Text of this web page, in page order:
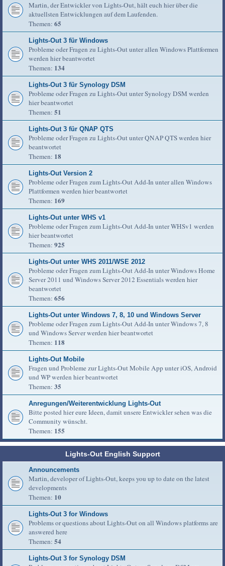
Martin, der Entwickler von Lights-Out, hält euch hier über die
aktuellsten Entwicklungen auf dem Laufenden.
Themen: 65
Lights-Out 3 für Windows
Probleme oder Fragen zu Lights-Out unter allen Windows Plattformen
werden hier beantwortet
Themen: 134
Lights-Out 3 für Synology DSM
Probleme oder Fragen zu Lights-Out unter Synology DSM werden
hier beantwortet
Themen: 51
Lights-Out 3 für QNAP QTS
Probleme oder Fragen zu Lights-Out unter QNAP QTS werden hier
beantwortet
Themen: 18
Lights-Out Version 2
Probleme oder Fragen zum Lights-Out Add-In unter allen Windows
Plattformen werden hier beantwortet
Themen: 169
Lights-Out unter WHS v1
Probleme oder Fragen zum Lights-Out Add-In unter WHSv1 werden
hier beantwortet
Themen: 925
Lights-Out unter WHS 2011/WSE 2012
Probleme oder Fragen zum Lights-Out Add-In unter Windows Home
Server 2011 und Windows Server 2012 Essentials werden hier
beantwortet
Themen: 656
Lights-Out unter Windows 7, 8, 10 und Windows Server
Probleme oder Fragen zum Lights-Out Add-In unter Windows 7, 8
und Windows Server werden hier beantwortet
Themen: 118
Lights-Out Mobile
Fragen und Probleme zur Lights-Out Mobile App unter iOS, Android
und WP werden hier beantwortet
Themen: 35
Anregungen/Weiterentwicklung Lights-Out
Bitte posted hier eure Ideen, damit unsere Entwickler sehen was die
Community wünscht.
Themen: 155
Lights-Out English Support
Announcements
Martin, developer of Lights-Out, keeps you up to date on the latest
developments
Themen: 10
Lights-Out 3 for Windows
Problems or questions about Lights-Out on all Windows platforms are
answered here
Themen: 54
Lights-Out 3 for Synology DSM